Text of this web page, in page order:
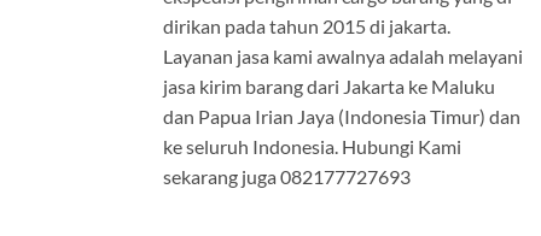
dirikan pada tahun 2015 di jakarta.
Layanan jasa kami awalnya adalah melayani
jasa kirim barang dari Jakarta ke Maluku
dan Papua Irian Jaya (Indonesia Timur) dan
ke seluruh Indonesia. Hubungi Kami
sekarang juga 082177727693